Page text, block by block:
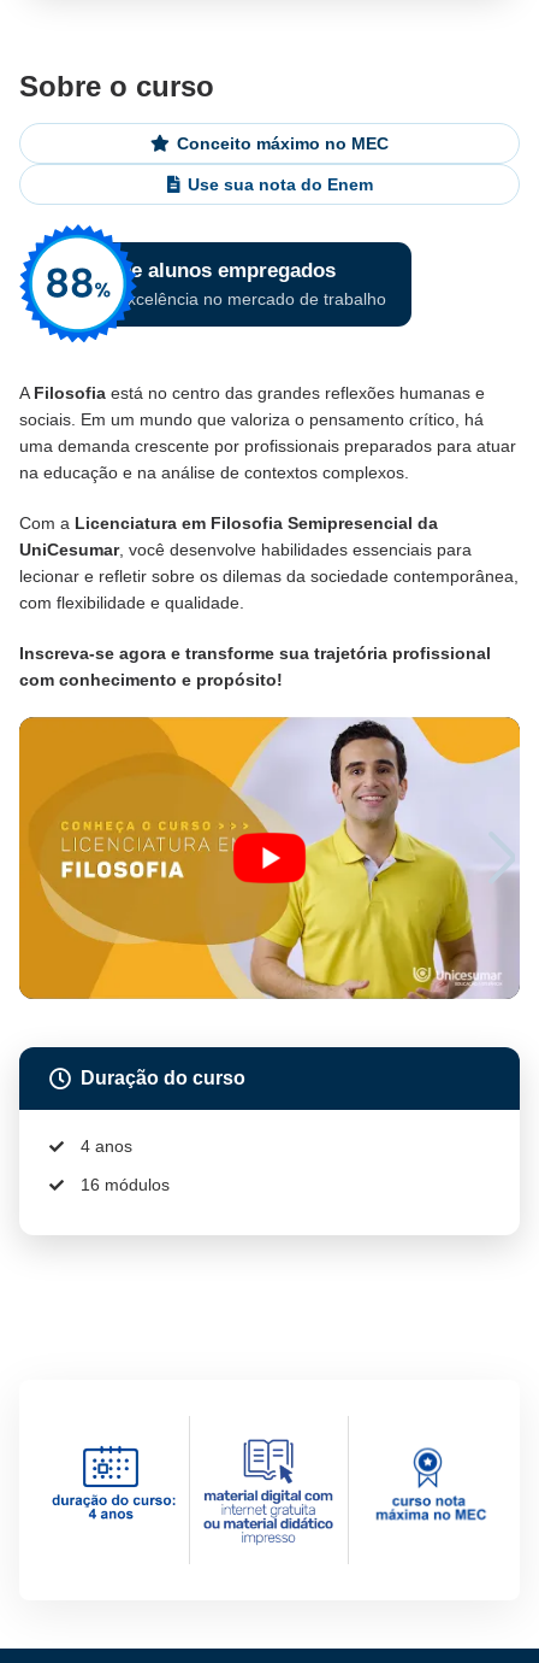
Sobre o curso
Conceito máximo no MEC
Use sua nota do Enem
A Filosofia está no centro das grandes reflexões humanas e
sociais. Em um mundo que valoriza o pensamento crítico, há
uma demanda crescente por profissionais preparados para atuar
na educação e na análise de contextos complexos.
Com a Licenciatura em Filosofia Semipresencial da
UniCesumar, você desenvolve habilidades essenciais para
lecionar e refletir sobre os dilemas da sociedade contemporânea,
com flexibilidade e qualidade.
Inscreva-se agora e transforme sua trajetória profissional
com conhecimento e propósito!
Duração do curso
4 anos
16 módulos